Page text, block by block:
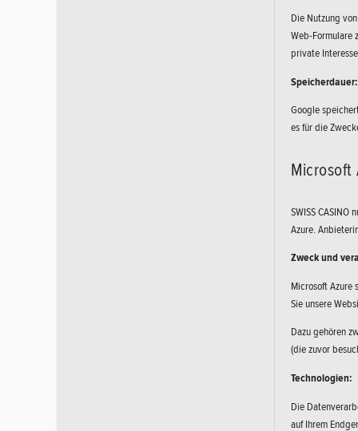
Die Nutzung
Web-Formulare
private
Speicherdauer:
Google
es für die
Microsoft
SWISS
Azure.
Zweck und
Microsoft
Sie unsere
Dazu gehören
(die zuvor
Technologien:
Die
auf Ihrem